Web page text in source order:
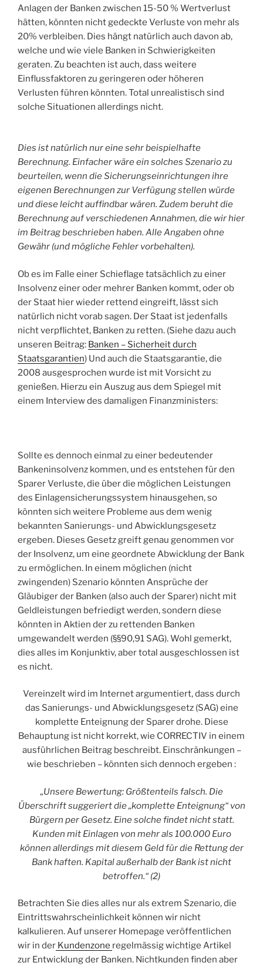
Anlagen der Banken zwischen 15-50 % Wertverlust
hätten, könnten nicht gedeckte Verluste von mehr als
20% verbleiben. Dies hängt natürlich auch davon ab,
welche und wie viele Banken in Schwierigkeiten
geraten. Zu beachten ist auch, dass weitere
Einflussfaktoren zu geringeren oder höheren
Verlusten führen könnten. Total unrealistisch sind
solche Situationen allerdings nicht.
Dies ist natürlich nur eine sehr beispielhafte
Berechnung. Einfacher wäre ein solches Szenario zu
beurteilen, wenn die Sicherungseinrichtungen ihre
eigenen Berechnungen zur Verfügung stellen würde
und diese leicht auffindbar wären. Zudem beruht die
Berechnung auf verschiedenen Annahmen, die wir hier
im Beitrag beschrieben haben. Alle Angaben ohne
Gewähr (und mögliche Fehler vorbehalten).
Ob es im Falle einer Schieflage tatsächlich zu einer
Insolvenz einer oder mehrer Banken kommt, oder ob
der Staat hier wieder rettend eingreift, lässt sich
natürlich nicht vorab sagen. Der Staat ist jedenfalls
nicht verpflichtet, Banken zu retten. (Siehe dazu auch
unseren Beitrag: Banken – Sicherheit durch
Staatsgarantien) Und auch die Staatsgarantie, die
2008 ausgesprochen wurde ist mit Vorsicht zu
genießen. Hierzu ein Auszug aus dem Spiegel mit
einem Interview des damaligen Finanzministers:
Sollte es dennoch einmal zu einer bedeutender
Bankeninsolvenz kommen, und es entstehen für den
Sparer Verluste, die über die möglichen Leistungen
des Einlagensicherungssystem hinausgehen, so
könnten sich weitere Probleme aus dem wenig
bekannten Sanierungs- und Abwicklungsgesetz
ergeben. Dieses Gesetz greift genau genommen vor
der Insolvenz, um eine geordnete Abwicklung der Bank
zu ermöglichen. In einem möglichen (nicht
zwingenden) Szenario könnten Ansprüche der
Gläubiger der Banken (also auch der Sparer) nicht mit
Geldleistungen befriedigt werden, sondern diese
könnten in Aktien der zu rettenden Banken
umgewandelt werden (§§90,91 SAG). Wohl gemerkt,
dies alles im Konjunktiv, aber total ausgeschlossen ist
es nicht.
Vereinzelt wird im Internet argumentiert, dass durch
das Sanierungs- und Abwicklungsgesetz (SAG) eine
komplette Enteignung der Sparer drohe. Diese
Behauptung ist nicht korrekt, wie CORRECTIV in einem
ausführlichen Beitrag beschreibt. Einschränkungen –
wie beschrieben – könnten sich dennoch ergeben :
„Unsere Bewertung: Größtenteils falsch. Die
Überschrift suggeriert die „komplette Enteignung“ von
Bürgern per Gesetz. Eine solche findet nicht statt.
Kunden mit Einlagen von mehr als 100.000 Euro
können allerdings mit diesem Geld für die Rettung der
Bank haften. Kapital außerhalb der Bank ist nicht
betroffen.“ (2)
Betrachten Sie dies alles nur als extrem Szenario, die
Eintrittswahrscheinlichkeit können wir nicht
kalkulieren. Auf unserer Homepage veröffentlichen
wir in der Kundenzone regelmässig wichtige Artikel
zur Entwicklung der Banken. Nichtkunden finden aber